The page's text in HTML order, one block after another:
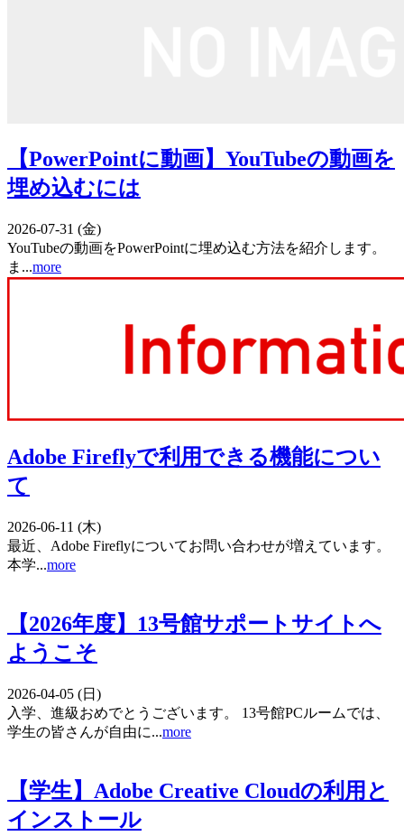
【PowerPointに動画】YouTubeの動画を
埋め込むには
2026-07-31 (金)
YouTubeの動画をPowerPointに埋め込む方法を紹介します。
ま...more
Adobe Fireflyで利用できる機能につい
て
2026-06-11 (木)
最近、Adobe Fireflyについてお問い合わせが増えています。
本学...more
【2026年度】13号館サポートサイトへ
ようこそ
2026-04-05 (日)
入学、進級おめでとうございます。 13号館PCルームでは、
学生の皆さんが自由に...more
【学生】Adobe Creative Cloudの利用と
インストール